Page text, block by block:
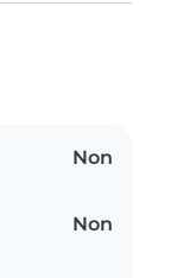
Non
Non